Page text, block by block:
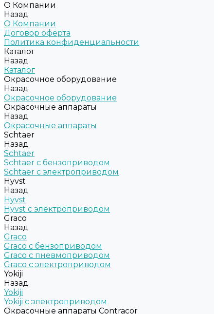
О Компании
Назад
О Компании
Договор оферта
Политика конфиденциальности
Каталог
Назад
Каталог
Окрасочное оборудование
Назад
Окрасочное оборудование
Окрасочные аппараты
Назад
Окрасочные аппараты
Schtaer
Назад
Schtaer
Schtaer с бензоприводом
Schtaer c электроприводом
Hyvst
Назад
Hyvst
Hyvst с электроприводом
Graco
Назад
Graco
Graco c бензоприводом
Graco с пневмоприводом
Graco с электроприводом
Yokiji
Назад
Yokiji
Yokiji c электроприводом
Окрасочные аппараты Contracor